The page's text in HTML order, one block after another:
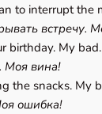
to interrupt the
встречу.
birthday. My bad.
Моя вина!
the snacks. My
ошибка!